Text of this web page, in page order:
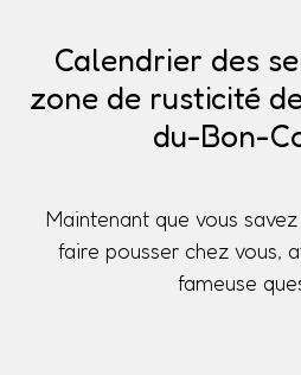
Calendrier des
zone de rusticité
du-Bon-
Maintenant que vous
faire pousser chez vous,
fameuse